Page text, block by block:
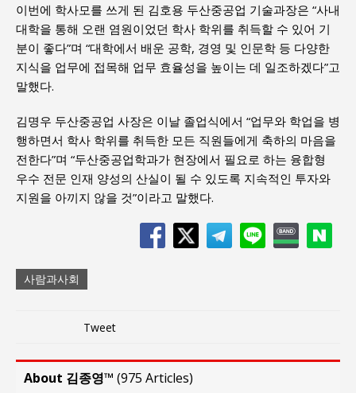
이번에 학사모를 쓰게 된 김호용 두산중공업 기술과장은 “사내
대학을 통해 오랜 염원이었던 학사 학위를 취득할 수 있어 기
분이 좋다”며 “대학에서 배운 공학, 경영 및 인문학 등 다양한
지식을 업무에 접목해 업무 효율성을 높이는 데 일조하겠다”고
말했다.
김명우 두산중공업 사장은 이날 졸업식에서 “업무와 학업을 병
행하면서 학사 학위를 취득한 모든 직원들에게 축하의 마음을
전한다”며 “두산중공업학과가 현장에서 필요로 하는 융합형
우수 전문 인재 양성의 산실이 될 수 있도록 지속적인 투자와
지원을 아끼지 않을 것”이라고 말했다.
사람과사회
Tweet
About 김종영™ (975 Articles)